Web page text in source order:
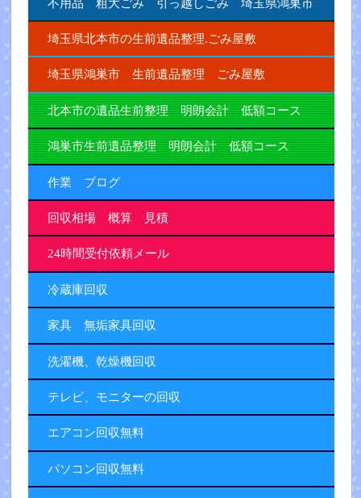
不用品 粗大ごみ 引っ越しごみ 埼玉県鴻巣市
埼玉県北本市の生前遺品整理.ごみ屋敷
埼玉県鴻巣市 生前遺品整理 ごみ屋敷
北本市の遺品生前整理 明朗会計 低額コース
鴻巣市生前遺品整理 明朗会計 低額コース
作業 ブログ
回収相場 概算 見積
24時間受付依頼メール
冷蔵庫回収
家具 無垢家具回収
洗濯機、乾燥機回収
テレビ、モニターの回収
エアコン回収無料
パソコン回収無料